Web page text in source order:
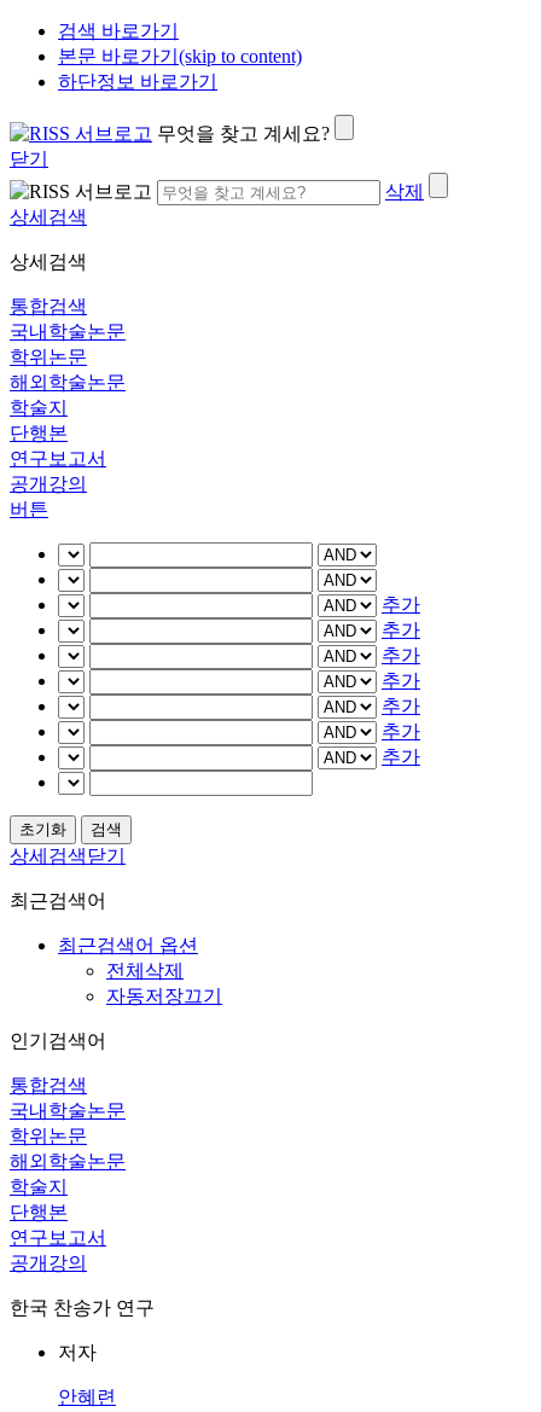
검색 바로가기
본문 바로가기(skip to content)
하단정보 바로가기
무엇을 찾고 계세요?
닫기
삭제
상세검색
상세검색
통합검색
국내학술논문
학위논문
해외학술논문
학술지
단행본
연구보고서
공개강의
버튼
추가
추가
추가
추가
추가
추가
추가
상세검색닫기
최근검색어
최근검색어 옵션
전체삭제
자동저장끄기
인기검색어
통합검색
국내학술논문
학위논문
해외학술논문
학술지
단행본
연구보고서
공개강의
한국 찬송가 연구
저자
안혜련